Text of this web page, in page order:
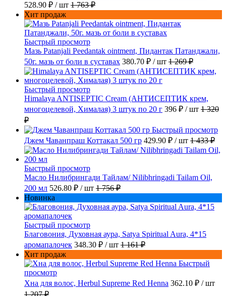
528.90 ₽ / шт 1 763 ₽
Хит продаж
Быстрый просмотр
Мазь Patanjali Peedantak ointment, Пидантак Патанджали,
50г. мазь от боли в суставах 380.70 ₽ / шт 1 269 ₽
Быстрый просмотр
Himalaya ANTISEPTIC Cream (АНТИСЕПТИК крем,
многоцелевой, Хималая) 3 штук по 20 г 396 ₽ / шт 1 320
₽
Быстрый просмотр
Джем Чаванпраш Коттакал 500 гр 429.90 ₽ / шт 1 433 ₽
Быстрый просмотр
Масло Нилибрингади Тайлам/ Nilibhringadi Tailam Oil,
200 мл 526.80 ₽ / шт 1 756 ₽
Новинка
Быстрый просмотр
Благовония, Духовная аура, Satya Spiritual Aura, 4*15
аромапалочек 348.30 ₽ / шт 1 161 ₽
Хит продаж
Быстрый
просмотр
Хна для волос, Herbul Supreme Red Henna 362.10 ₽ / шт